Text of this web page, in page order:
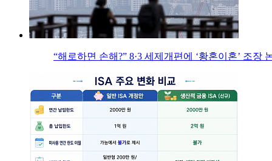
“해로하면 손해?” 8·3 세제개편에 ‘황혼이혼’ 조장